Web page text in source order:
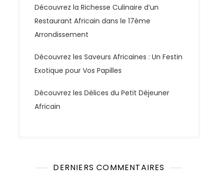
Découvrez la Richesse Culinaire d’un
Restaurant Africain dans le 17ème
Arrondissement
Découvrez les Saveurs Africaines : Un Festin
Exotique pour Vos Papilles
Découvrez les Délices du Petit Déjeuner
Africain
DERNIERS COMMENTAIRES